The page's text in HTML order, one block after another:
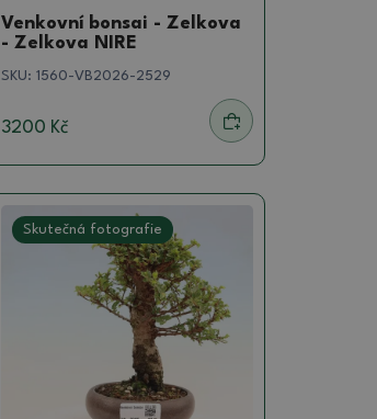
Venkovní bonsai - Zelkova
- Zelkova NIRE
SKU:1560-VB2026-2529
3200 Kč
Skutečná fotografie